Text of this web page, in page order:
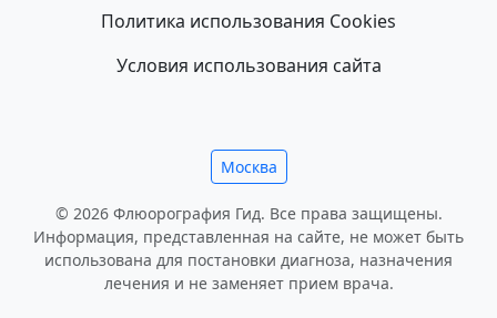
Политика использования Cookies
Условия использования сайта
Москва
© 2026 Флюорография Гид. Все права защищены.
Информация, представленная на сайте, не может быть
использована для постановки диагноза, назначения
лечения и не заменяет прием врача.